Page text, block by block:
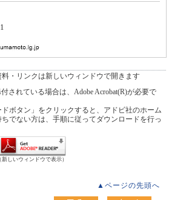
・リンクは新しいウィンドウで開きます
されている場合は、Adobe Acrobat(R)が必要で
ボタン」をクリックすると、アドビ社のホーム
でない方は、手順に従ってダウンロードを行っ
（新しいウィンドウで表示）
▲ページの先頭へ